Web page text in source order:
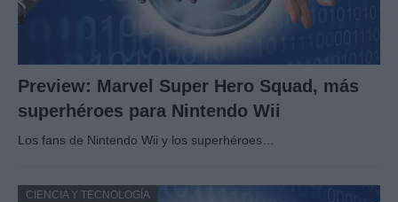
Preview: Marvel Super Hero Squad, más
superhéroes para Nintendo Wii
Los fans de Nintendo Wii y los superhéroes…
CIENCIA Y TECNOLOGÍA